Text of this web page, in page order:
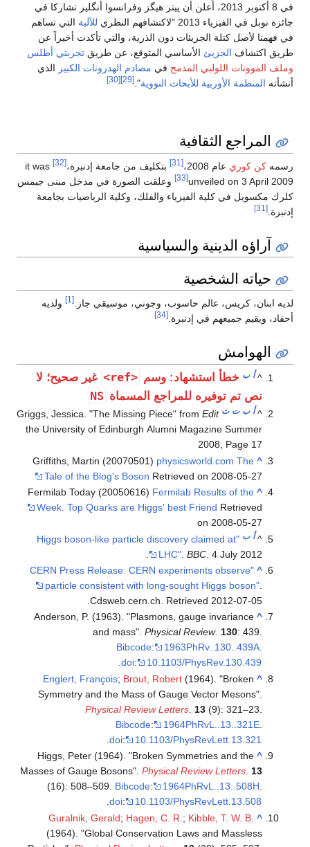
في 8 أكتوبر 2013، أُعلن أن پيتر هيگز وفرانسوا أنگلير تشاركا في
جائزة نوبل في الفيزياء 2013 "لاكتشافهم النظري
للآلية التي تساهم
في فهمنا لأصل كتلة الجزيئات دون الذرية، والتي تأكدت أخيراً عن
طريق اكتشاف الجزيئ الأساسي المتوقع، عن طريق تجربتي أطلس
وملف الموونات اللولبي المدمج في مصادم الهدرونات الكبير الذي
أنشأته المنظمة الأوربية للأبحاث النووية".
[29]
[30]
المراجع الثقافية
رسمه كن كوري عام 2008، [31] بتكليف من جامعة إدنبرة،[32]
it was
unveiled on 3 April 2009
[33]
وعلقت الصورة في مدخل مبنى جيمس
كلرك مكسويل في كلية الفيزياء والفلك، وكلية الرياضيات بجامعة
إدنبرة. [31]
آراؤه الدينية والسياسية
حياته الشخصية
لديه ابنان، كريس، عالم حاسوب، وجوني، موسيقي جاز.[1]
ولديه
أحفاد، ويقيم جميعهم في إدنبرة.[34]
الهوامش
^أ ب خطأ استشهاد: وسم <ref>
غير صحيح؛ لا
نص تم توفيره للمراجع المسماة NS
^أ ب ت ث Griggs, Jessica. "The Missing Piece" fromEdit
the University of Edinburgh Alumni Magazine Summer
2008, Page 17
^
Griffiths, Martin (20070501) physicsworld.com The
Tale of the Blog's Boson Retrieved on 2008-05-27
^
Fermilab Today (20050616) Fermilab Results of the
Week. Top Quarks are Higgs' best Friend Retrieved
on 2008-05-27
^أ ب
"Higgs boson-like particle discovery claimed at
LHC" .BBC . 4 July 2012.
^
"CERN Press Release: CERN experiments observe
particle consistent with long-sought Higgs boson"
Cdsweb.cern.ch . Retrieved 2012-07-05
.
^
Anderson, P. (1963). "Plasmons, gauge invariance
and mass".Physical Review.130: 439.
Bibcode: 1963PhRv..130..439A.
doi: 10.1103/PhysRev.130.439
.
^
Englert, François; Brout, Robert (1964). "Broken
Symmetry and the Mass of Gauge Vector Mesons".
Physical Review Letters 13 (9): 321–23.
Bibcode: 1964PhRvL..13..321E
doi: 10.1103/PhysRevLett.13.321
.
^
Higgs, Peter (1964). "Broken Symmetries and the
Masses of Gauge Bosons".Physical Review Letters 13
(16): 508–509. Bibcode: 1964PhRvL..13..508H
doi: 10.1103/PhysRevLett.13.508
.
^
Guralnik, Gerald; Hagen, C. R. ; Kibble, T. W. B.
(1964). "Global Conservation Laws and Massless